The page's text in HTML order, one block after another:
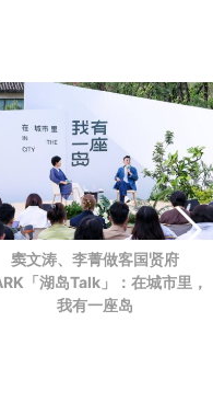
窦文涛、李菁做客国贤府
「湖岛Talk」：在城市里，
我有一座岛